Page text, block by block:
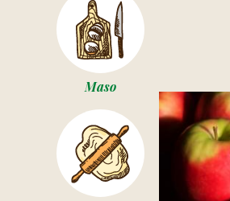
Maso